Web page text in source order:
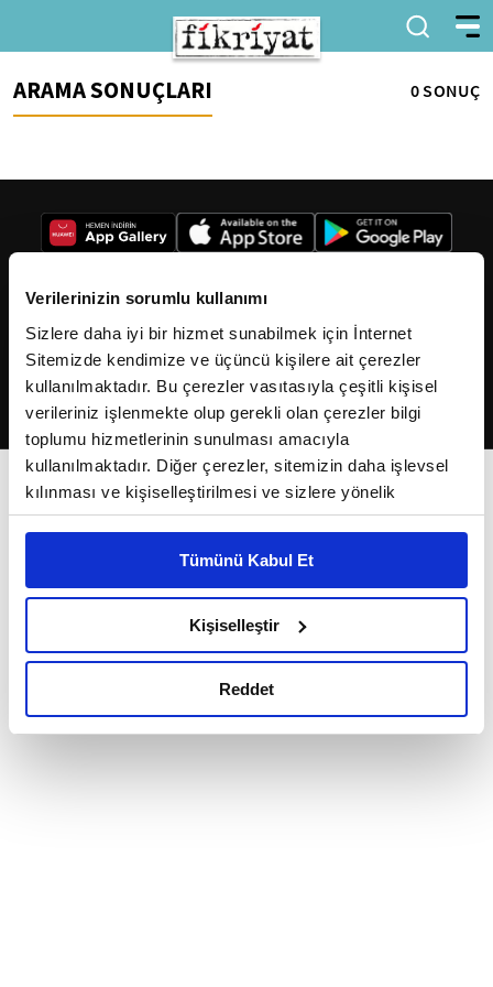
Verilerinizin sorumlu kullanımı
Sizlere daha iyi bir hizmet sunabilmek için İnternet
Sitemizde kendimize ve üçüncü kişilere ait çerezler
kullanılmaktadır. Bu çerezler vasıtasıyla çeşitli kişisel
verileriniz işlenmekte olup gerekli olan çerezler bilgi
toplumu hizmetlerinin sunulması amacıyla
kullanılmaktadır. Diğer çerezler, sitemizin daha işlevsel
kılınması ve kişiselleştirilmesi ve sizlere yönelik
reklam/pazarlama faaliyetlerinin yapılması, amaçlarıyla
Çerezlere ilişkin tercihlerinizi çerez paneli vasıtasıyla
belirleyebilirsiniz. Çerezlere ilişkin detaylı bilgi için
Ayarlar butonuna tıklayabilir,Çerez Bilgilendirme
Metnimizi ziyaret edebilirsiniz.
okumak ve sitemizi ziyaretiniz kapsamında
Tümünü Kabul Et
Kişiselleştir
Reddet
ARAMA SONUÇLARI 0 SONUÇ
2026Fikriyat. Tüm hakları saklıdır.